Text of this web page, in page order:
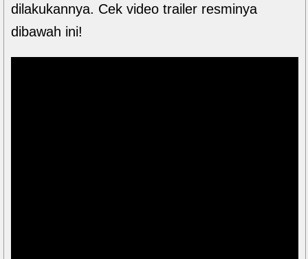
dilakukannya. Cek video trailer resminya
dibawah ini!